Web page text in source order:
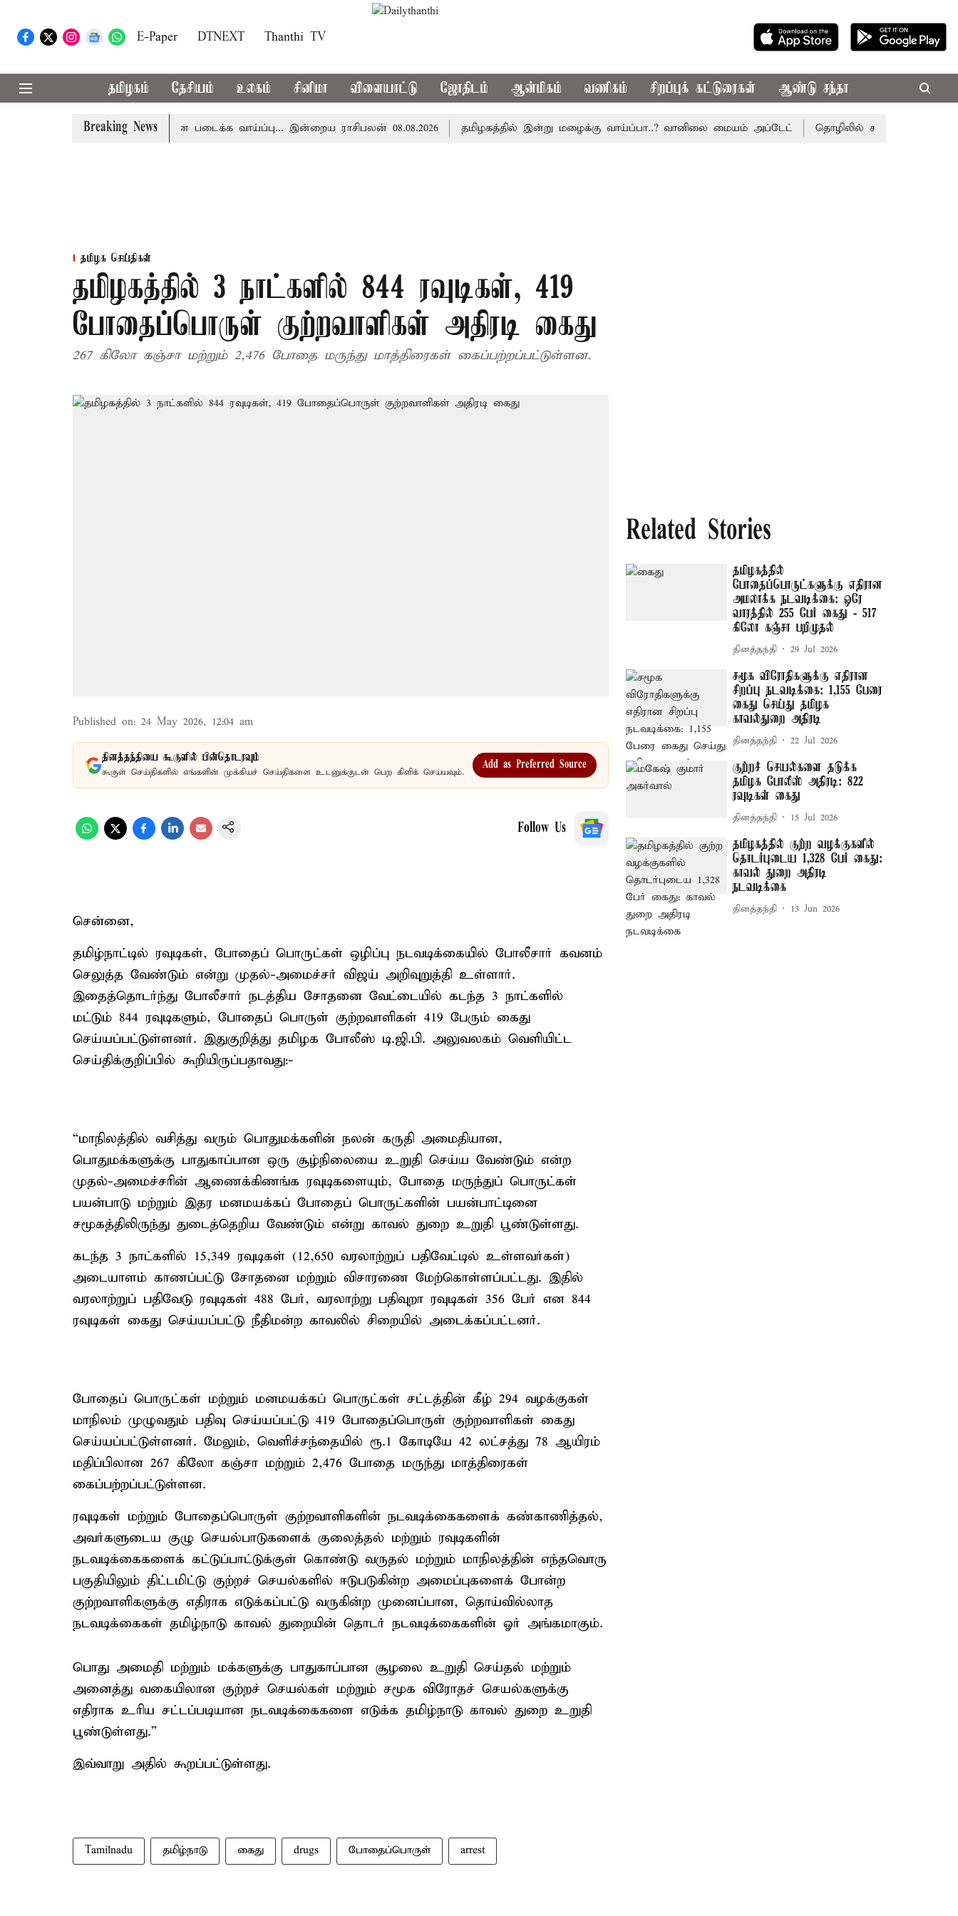
E-Paper DTNEXT Thanthi TV
தமிழகம் தேசியம் உலகம் சினிமா விளையாட்டு ஜோதிடம் ஆன்மிகம் வணிகம் சிறப்புக் கட்டுரைகள் ஆண்டு சந்தா
Breaking News
தொழிலில் சாதனை படைக்க வாய்ப்பு... இன்றைய ராசிபலன் 08.08.2026 தமிழகத்தில் இன்று மழைக்கு வாய்ப்பா..? வானிலை மையம் அப்டேட் தொழிலில் சாதனை படைக்க
தமிழக செய்திகள்
தமிழகத்தில் 3 நாட்களில் 844 ரவுடிகள், 419
போதைப்பொருள் குற்றவாளிகள் அதிரடி கைது
267 கிலோ கஞ்சா மற்றும் 2,476 போதை மருந்து மாத்திரைகள் கைப்பற்றப்பட்டுள்ளன.
Published on: 24 May 2026, 12:04 am
தினத்தந்தியை கூகுளில் பின்தொடரவும்
கூகுள் செய்திகளில் எங்களின் முக்கியச் செய்திகளை உடனுக்குடன் பெற கிளிக் செய்யவும்.
Add as Preferred Source
Follow Us
சென்னை,
தமிழ்நாட்டில் ரவுடிகள், போதைப் பொருட்கள் ஒழிப்பு நடவடிக்கையில் போலீசார் கவனம்
செலுத்த வேண்டும் என்று முதல்-அமைச்சர் விஜய் அறிவுறுத்தி உள்ளார்.
இதைத்தொடர்ந்து போலீசார் நடத்திய சோதனை வேட்டையில் கடந்த 3 நாட்களில்
மட்டும் 844 ரவுடிகளும், போதைப் பொருள் குற்றவாளிகள் 419 பேரும் கைது
செய்யப்பட்டுள்ளனர். இதுகுறித்து தமிழக போலீஸ் டி.ஜி.பி. அலுவலகம் வெளியிட்ட
செய்திக்குறிப்பில் கூறியிருப்பதாவது:-
“மாநிலத்தில் வசித்து வரும் பொதுமக்களின் நலன் கருதி அமைதியான,
பொதுமக்களுக்கு பாதுகாப்பான ஒரு சூழ்நிலையை உறுதி செய்ய வேண்டும் என்ற
முதல்-அமைச்சரின் ஆணைக்கிணங்க ரவுடிகளையும், போதை மருந்துப் பொருட்கள்
பயன்பாடு மற்றும் இதர மனமயக்கப் போதைப் பொருட்களின் பயன்பாட்டினை
சமூகத்திலிருந்து துடைத்தெறிய வேண்டும் என்று காவல் துறை உறுதி பூண்டுள்ளது.
கடந்த 3 நாட்களில் 15,349 ரவுடிகள் (12,650 வரலாற்றுப் பதிவேட்டில் உள்ளவர்கள்)
அடையாளம் காணப்பட்டு சோதனை மற்றும் விசாரணை மேற்கொள்ளப்பட்டது. இதில்
வரலாற்றுப் பதிவேடு ரவுடிகள் 488 பேர், வரலாற்று பதிவுறா ரவுடிகள் 356 பேர் என 844
ரவுடிகள் கைது செய்யப்பட்டு நீதிமன்ற காவலில் சிறையில் அடைக்கப்பட்டனர்.
போதைப் பொருட்கள் மற்றும் மனமயக்கப் பொருட்கள் சட்டத்தின் கீழ் 294 வழக்குகள்
மாநிலம் முழுவதும் பதிவு செய்யப்பட்டு 419 போதைப்பொருள் குற்றவாளிகள் கைது
செய்யப்பட்டுள்ளனர். மேலும், வெளிச்சந்தையில் ரூ.1 கோடியே 42 லட்சத்து 78 ஆயிரம்
மதிப்பிலான 267 கிலோ கஞ்சா மற்றும் 2,476 போதை மருந்து மாத்திரைகள்
கைப்பற்றப்பட்டுள்ளன.
ரவுடிகள் மற்றும் போதைப்பொருள் குற்றவாளிகளின் நடவடிக்கைகளைக் கண்காணித்தல்,
அவர்களுடைய குழு செயல்பாடுகளைக் குலைத்தல் மற்றும் ரவுடிகளின்
நடவடிக்கைகளைக் கட்டுப்பாட்டுக்குள் கொண்டு வருதல் மற்றும் மாநிலத்தின் எந்தவொரு
பகுதியிலும் திட்டமிட்டு குற்றச் செயல்களில் ஈடுபடுகின்ற அமைப்புகளைக் போன்ற
குற்றவாளிகளுக்கு எதிராக எடுக்கப்பட்டு வருகின்ற முனைப்பான, தொய்வில்லாத
நடவடிக்கைகள் தமிழ்நாடு காவல் துறையின் தொடர் நடவடிக்கைகளின் ஓர் அங்கமாகும்.
பொது அமைதி மற்றும் மக்களுக்கு பாதுகாப்பான சூழலை உறுதி செய்தல் மற்றும்
அனைத்து வகையிலான குற்றச் செயல்கள் மற்றும் சமூக விரோதச் செயல்களுக்கு
எதிராக உரிய சட்டப்படியான நடவடிக்கைகளை எடுக்க தமிழ்நாடு காவல் துறை உறுதி
பூண்டுள்ளது.”
இவ்வாறு அதில் கூறப்பட்டுள்ளது.
Tamilnadu தமிழ்நாடு கைது drugs போதைப்பொருள் arrest
Related Stories
தமிழகத்தில்
போதைப்பொருட்களுக்கு எதிரான
அமலாக்க நடவடிக்கை: ஒரே
வாரத்தில் 255 பேர் கைது - 517
கிலோ கஞ்சா பறிமுதல்
தினத்தந்தி 29 Jul 2026
சமூக விரோதிகளுக்கு எதிரான
சிறப்பு நடவடிக்கை: 1,155 பேரை
கைது செய்து தமிழக
காவல்துறை அதிரடி
தினத்தந்தி 22 Jul 2026
குற்றச் செயல்களை தடுக்க
தமிழக போலீஸ் அதிரடி: 822
ரவுடிகள் கைது
தினத்தந்தி 15 Jul 2026
தமிழகத்தில் குற்ற வழக்குகளில்
தொடர்புடைய 1,328 பேர் கைது:
காவல் துறை அதிரடி
நடவடிக்கை
தினத்தந்தி 13 Jun 2026